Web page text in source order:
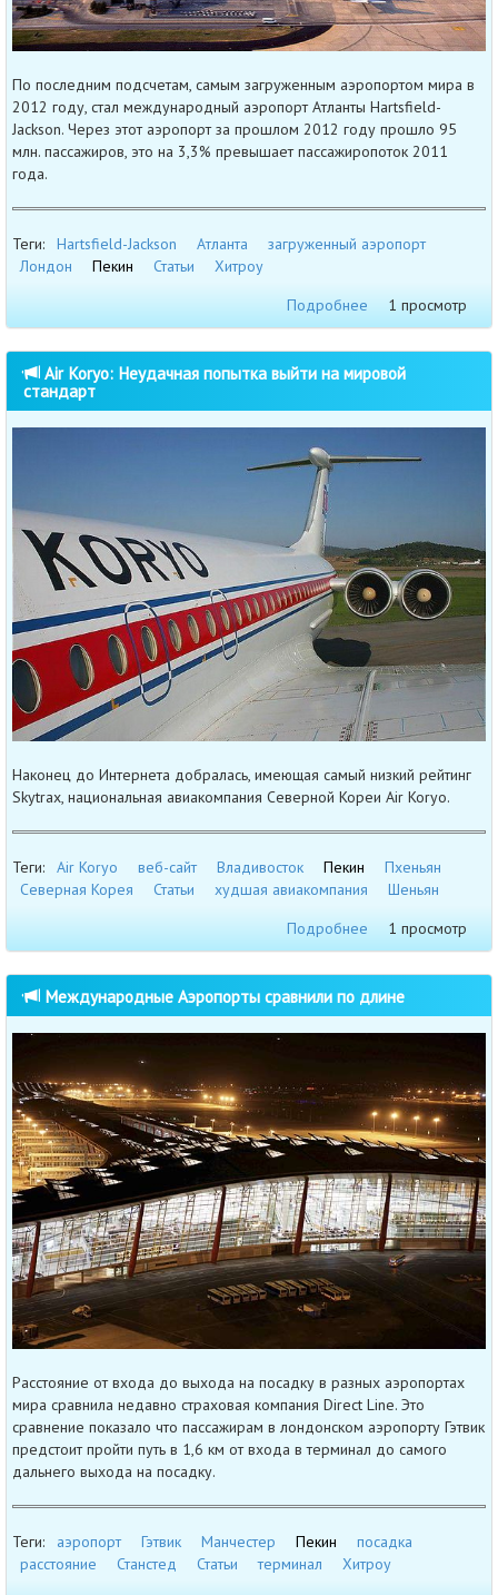
По последним подсчетам, самым загруженным аэропортом мира в
2012 году, стал международный аэропорт Атланты Hartsfield-
Jackson. Через этот аэропорт за прошлом 2012 году прошло 95
млн. пассажиров, это на 3,3% превышает пассажиропоток 2011
года.
Теги: Hartsfield-Jackson Атланта
загруженный аэропорт
Лондон
Пекин Статьи
Хитроу
Подробнее
1 просмотр
Air Koryo: Неудачная попытка выйти на мировой
стандарт
Наконец до Интернета добралась, имеющая самый низкий рейтинг
Skytrax, национальная авиакомпания Северной Кореи Air Koryo.
Теги: Air Koryo веб-сайт Владивосток Пекин
Пхеньян
Северная Корея
Статьи худшая авиакомпания
Шеньян
Подробнее
1 просмотр
Международные Аэропорты сравнили по длине
Расстояние от входа до выхода на посадку в разных аэропортах
мира сравнила недавно страховая компания Direct Line. Это
сравнение показало что пассажирам в лондонском аэропорту Гэтвик
предстоит пройти путь в 1,6 км от входа в терминал до самого
дальнего выхода на посадку.
Теги: аэропорт Гэтвик Манчестер Пекин
посадка
расстояние
Станстед Статьи терминал
Хитроу